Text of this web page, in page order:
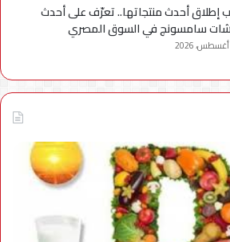
إطلاق أحدث منتجاتها.. تعرّف على أحدث
سامسونج في السوق المصري